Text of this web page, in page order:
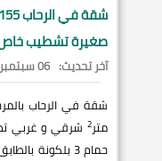
شقة فيالرحاب155 م
صغيرة تشطيب خاص
آخر تحديث: 06 سبتمبر 2015
شقة في الرحاب
متر2
حمام 3 بلكونة